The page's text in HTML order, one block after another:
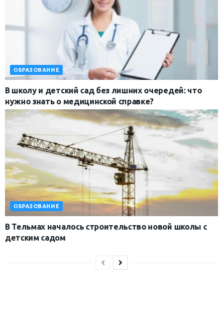
ОБРАЗОВАНИЕ
В школу и детский сад без лишних очередей: что
нужно знать о медицинской справке?
ОБРАЗОВАНИЕ
В Тельмах началось строительство новой школы с
детским садом